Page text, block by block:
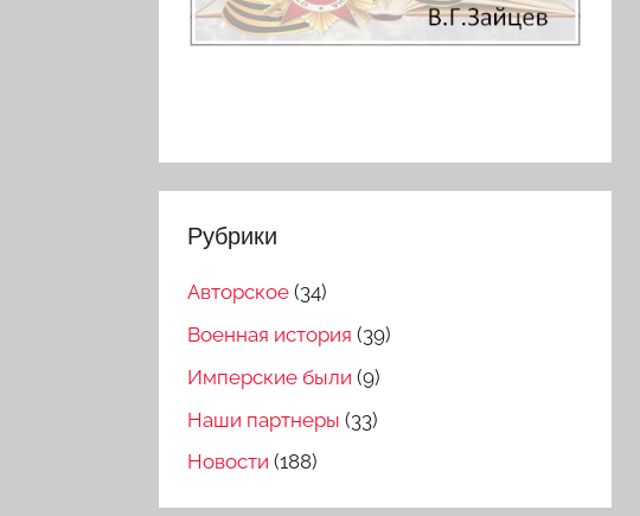
Рубрики
Авторское (34)
Военная история (39)
Имперские были (9)
Наши партнеры (33)
Новости (188)